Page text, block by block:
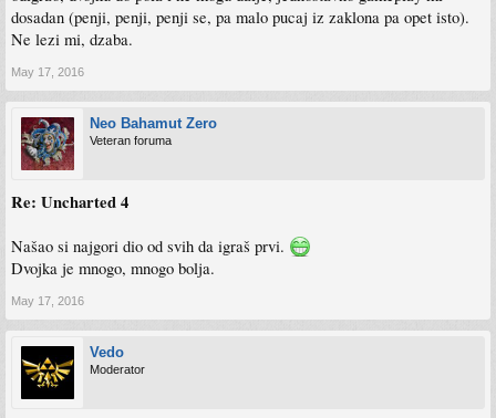
dosadan (penji, penji, penji se, pa malo pucaj iz zaklona pa opet isto).
Ne lezi mi, dzaba.
May 17, 2016
Neo Bahamut Zero
Veteran foruma
Re: Uncharted 4
Našao si najgori dio od svih da igraš prvi.
Dvojka je mnogo, mnogo bolja.
May 17, 2016
Vedo
Moderator